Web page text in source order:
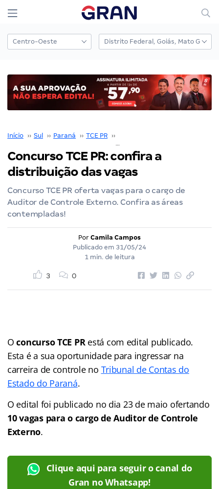
Início ›› Sul ›› Paraná ›› TCE PR ››
Concurso TCE PR: confira a
distribuição das vagas
Concurso TCE PR oferta vagas para o cargo de
Auditor de Controle Externo. Confira as áreas
contempladas!
Por Camila Campos
Publicado em 31/05/24
1 min. de leitura
3 0
Oconcurso TCE PRestá com edital publicado.
Esta é a sua oportunidade para ingressar na
carreira de controle no Tribunal de Contas do
Estado do Paraná.
O edital foi publicado no dia 23 de maio ofertando
10 vagas para o cargo de Auditor de Controle
Externo.
Clique aqui para seguir o canal do
Gran no Whatsapp!